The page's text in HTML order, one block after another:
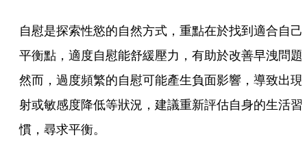
自慰是探索性慾的自然方式，重點在於找到適合自己
平衡點，適度自慰能舒緩壓力，有助於改善早洩問題
然而，過度頻繁的自慰可能產生負面影響，導致出現
射或敏感度降低等狀況，建議重新評估自身的生活習
慣，尋求平衡。